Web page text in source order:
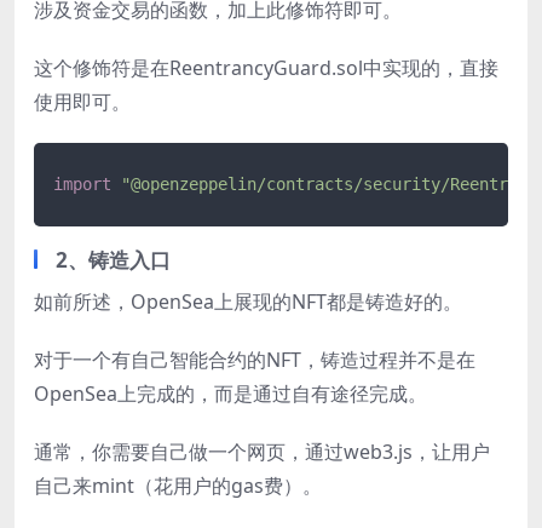
涉及资金交易的函数，加上此修饰符即可。
这个修饰符是在ReentrancyGuard.sol中实现的，直接
使用即可。
import "@openzeppelin/contracts/security/
2、铸造入口
如前所述，OpenSea上展现的NFT都是铸造好的。
对于一个有自己智能合约的NFT，铸造过程并不是在
OpenSea上完成的，而是通过自有途径完成。
通常，你需要自己做一个网页，通过web3.js，让用户
自己来mint（花用户的gas费）。